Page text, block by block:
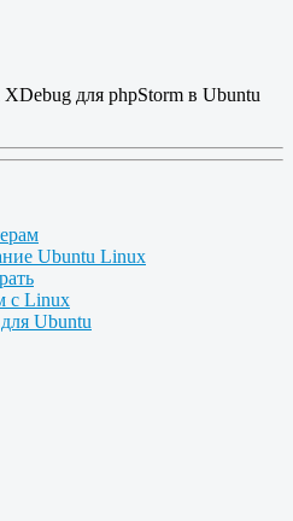
XDebug для phpStorm в Ubuntu
Ubuntu Linux
с Linux
Ubuntu